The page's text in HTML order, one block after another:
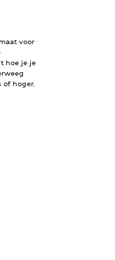
voor
hoe je je
of hoger.